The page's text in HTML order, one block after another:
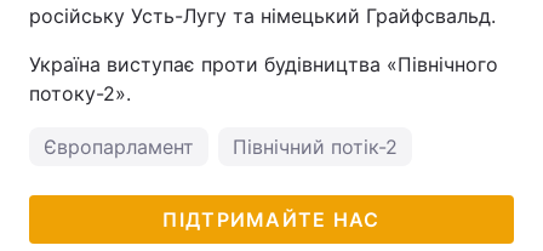
російську Усть-Лугу та німецький Грайфсвальд.
Україна виступає проти будівництва «Північного
потоку-2».
Європарламент Північний потік-2
ПІДТРИМАЙТЕ НАС